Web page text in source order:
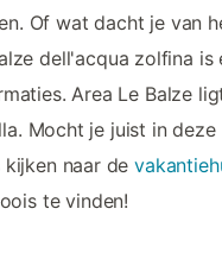
Of wat dacht je van
dell'acqua zolfina is
Area Le Balze
Mocht je juist in deze
kijken naar de
te vinden!